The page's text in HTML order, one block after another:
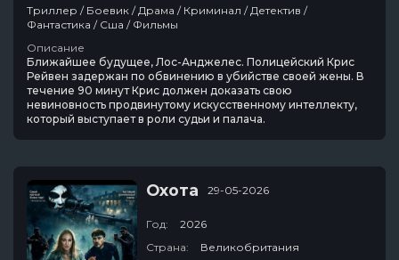
Триллер / Боевик / Драма / Криминал / Детектив /
Фантастика / Сша / Фильмы
Описание
Ближайшее будущее, Лос-Анджелес. Полицейский Крис
Рейвен задержан по обвинению в убийстве своей жены. В
течение 90 минут Крис должен доказать свою
невиновность продвинутому искусственному интеллекту,
который выступает в роли судьи и палача.
Охота 29-05-2026
Год:
2026
Страна:
Великобритания